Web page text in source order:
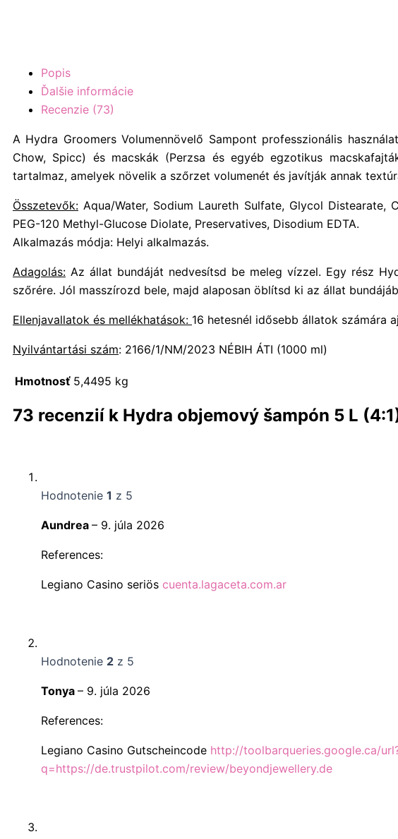
Popis
Ďalšie informácie
Recenzie (73)
A Hydra Groomers Volumennövelő Sampont professzionális
Chow, Spicc) és macskák (Perzsa és egyéb egzotikus
tartalmaz, amelyek növelik a szőrzet volumenét és javítják annak
Összetevők: Aqua/Water, Sodium Laureth Sulfate, Glycol Distearate,
PEG-120 Methyl-Glucose Diolate, Preservatives, Disodium EDTA.
Alkalmazás módja: Helyi alkalmazás.
Adagolás: Az állat bundáját nedvesítsd be meleg vízzel. Egy rész
szőrére. Jól masszírozd bele, majd alaposan öblítsd ki az állat
Ellenjavallatok és mellékhatások: 16 hetesnél idősebb állatok számára
Nyilvántartási szám: 2166/1/NM/2023 NÉBIH ÁTI (1000 ml)
Hmotnosť 5,4495 kg
73 recenzií k Hydra objemový šampón 5 L
Hodnotenie 1 z 5
Aundrea – 9. júla 2026
References:
Legiano Casino seriös cuenta.lagaceta.com.ar
Hodnotenie 2 z 5
Tonya – 9. júla 2026
References:
Legiano Casino Gutscheincode http://toolbarqueries.google.ca/
q=https://de.trustpilot.com/review/beyondjewellery.de